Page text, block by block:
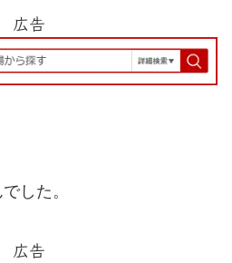
広告
した。
広告